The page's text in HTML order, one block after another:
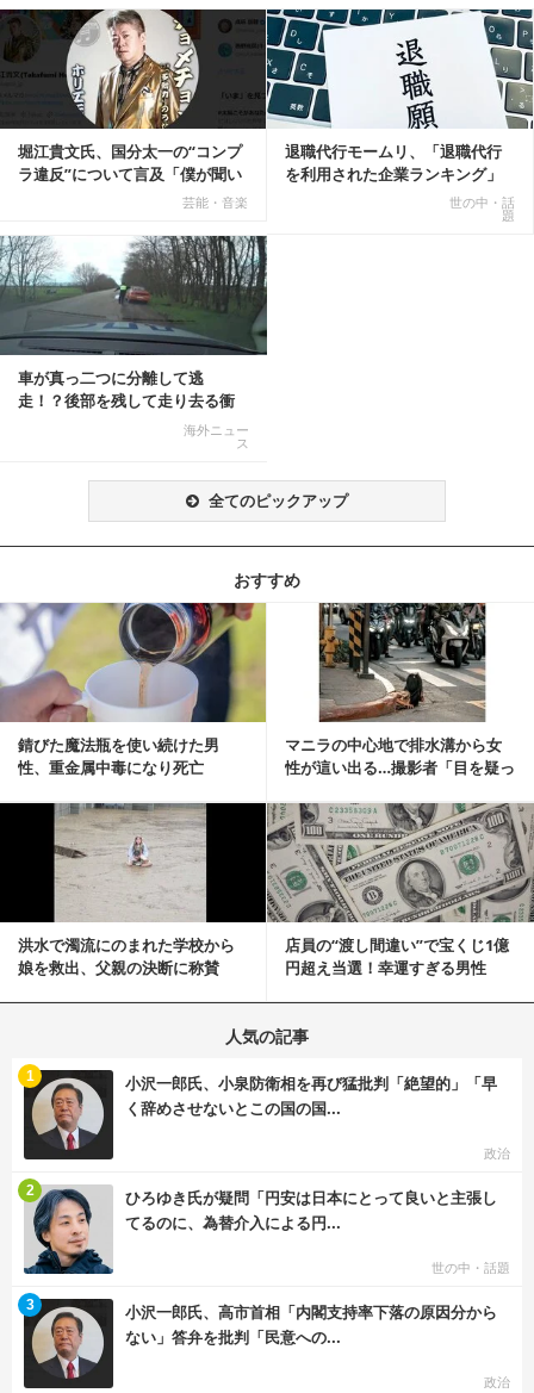
堀江貴文氏、国分太一の“コンプ
ラ違反”について言及「僕が聞い
芸能・音楽
退職代行モームリ、「退職代行
を利用された企業ランキング」
世の中・話
題
記事を読む
車が真っ二つに分離して逃
走！？後部を残して走り去る衝
海外ニュー
ス
全てのピックアップ
おすすめ
錆びた魔法瓶を使い続けた男
性、重金属中毒になり死亡
マニラの中心地で排水溝から女
性が這い出る…撮影者「目を疑っ
記事を読む
洪水で濁流にのまれた学校から
娘を救出、父親の決断に称賛
店員の“渡し間違い”で宝くじ1億
円超え当選！幸運すぎる男性
記事を読む
人気の記事
小沢一郎氏、小泉防衛相を再び猛批判「絶望的」「早
く辞めさせないとこの国の国...
政治
1
ひろゆき氏が疑問「円安は日本にとって良いと主張し
てるのに、為替介入による円...
世の中・話題
2
小沢一郎氏、高市首相「内閣支持率下落の原因分から
ない」答弁を批判「民意への...
政治
3